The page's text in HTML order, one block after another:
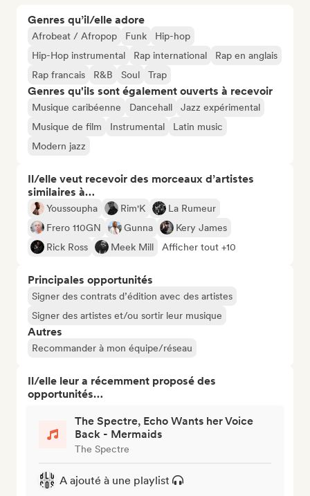
Genres qu’il/elle adore
Afrobeat / Afropop Funk
Hip-hop
Hip-Hop instrumental
Rap international
Rap en anglais
Rap francais
R&B Soul Trap
Genres qu'ils sont également ouverts à recevoir
Musique caribéenne Dancehall
Jazz expérimental
Musique de film
Instrumental
Latin music
Modern jazz
Il/elle veut recevoir des morceaux d’artistes
similaires à…
Youssoupha Rim'K
La Rumeur
Frero 110GN
Gunna
Kery James
Rick Ross
Meek Mill Afficher tout +10
Principales opportunités
Signer des contrats d’édition avec des artistes
Signer des artistes et/ou sortir leur musique
Autres
Recommander à mon équipe/réseau
Il/elle leur a récemment proposé des
opportunités…
The Spectre, Echo Wants her Voice
Back - Mermaids
The Spectre
A ajouté à une playlist